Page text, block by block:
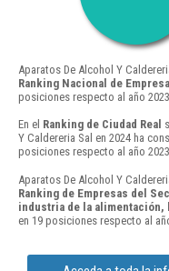
Aparatos De Alcohol Y
Ranking Nacional de
posiciones respecto al año
En el Ranking de Ciudad Real
Y Caldereria Sal en 2024 ha
posiciones respecto al año
Aparatos De Alcohol Y
Ranking de Empresas del
industria de la alimentación,
en 19 posiciones respecto al